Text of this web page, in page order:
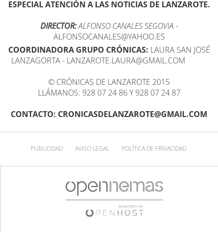
ESPECIAL ATENCIÓN A LAS NOTICIAS DE LANZAROTE.
DIRECTOR:ALFONSO CANALES SEGOVIA -
ALFONSOCANALES@YAHOO.ES
COORDINADORA GRUPO CRÓNICAS: LAURA SAN JOSÉ
LANZAGORTA - LANZAROTE.LAURA@GMAIL.COM
© CRÓNICAS DE LANZAROTE 2015
LLÁMANOS: 928 07 24 86 Y 928 07 24 87
CONTACTO: CRONICASDELANZAROTE@GMAIL.COM
PUBLICIDAD AVISO LEGAL POLÍTICA DE PRIVACIDAD